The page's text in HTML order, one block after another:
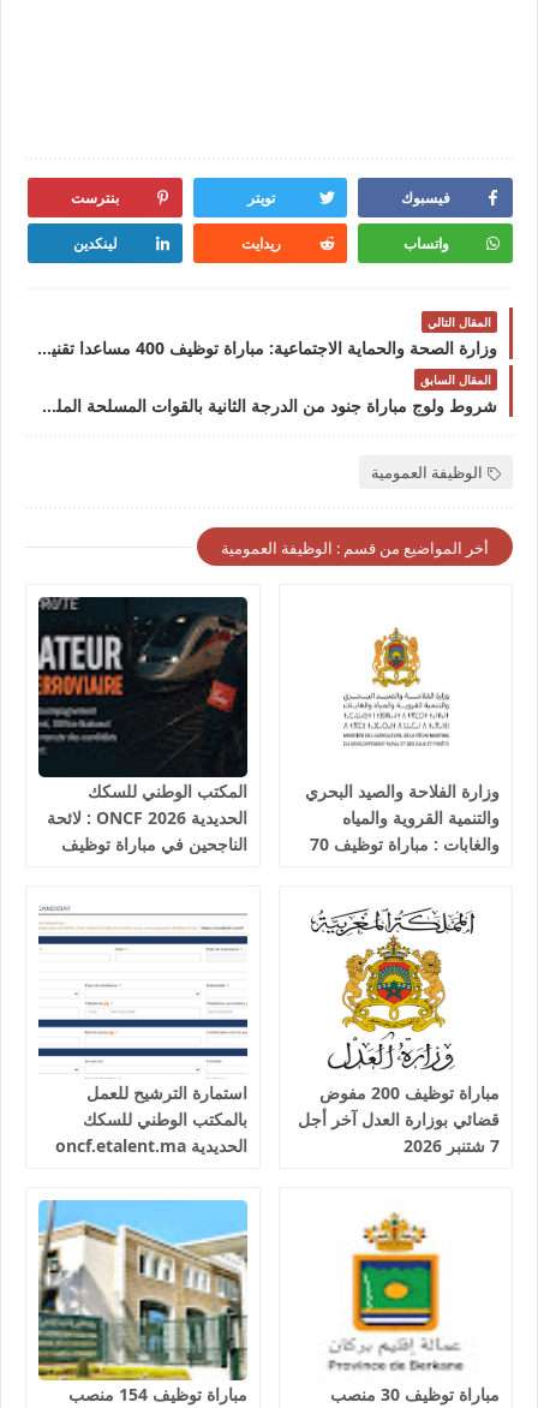
فيسبوك تويتر بنترست
واتساب ريدايت لينكدين
المقال التالي
وزارة الصحة والحماية الاجتماعية: مباراة توظيف 400 مساعدا تقنيا من الدرجة الثانية، آخر أجل هو 15 يونيو 2026
المقال السابق
شروط ولوج مباراة جنود من الدرجة الثانية بالقوات المسلحة الملكية المغربية 2026
الوظيفة العمومية
أخر المواضيع من قسم : الوظيفة العمومية
وزارة الفلاحة والصيد البحري
والتنمية القروية والمياه
والغابات : مباراة توظيف 70
المكتب الوطني للسكك
الحديدية 2026 ONCF : لائحة
الناجحين في مباراة توظيف
مباراة توظيف 200 مفوض
قضائي بوزارة العدل آخر أجل
7 شتنبر 2026
استمارة الترشيح للعمل
بالمكتب الوطني للسكك
الحديدية oncf.etalent.ma
مباراة توظيف 30 منصب
مباراة توظيف 154 منصب